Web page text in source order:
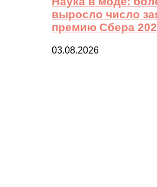
выросло число
премию Сбера
03.08.2026